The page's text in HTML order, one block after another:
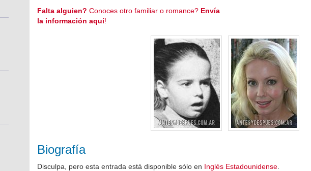
Falta alguien? Conoces otro familiar o romance? Envía
la información aquí!
Biografía
Disculpa, pero esta entrada está disponible sólo en Inglés Estadounidense